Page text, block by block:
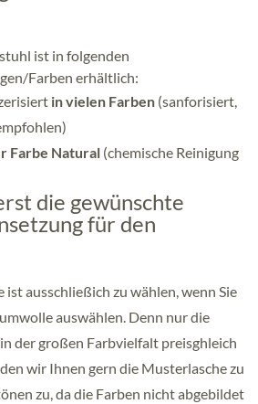
ist in folgenden
Farben erhältlich:
in vielen Farben (sanforisiert,
Farbe Natural (chemische Reinigung
die gewünschte
für den
ausschließich zu wählen, wenn Sie
auswählen. Denn nur die
der großen Farbvielfalt preisghleich
wir Ihnen gern die Musterlasche zu
zu, da die Farben nicht abgebildet